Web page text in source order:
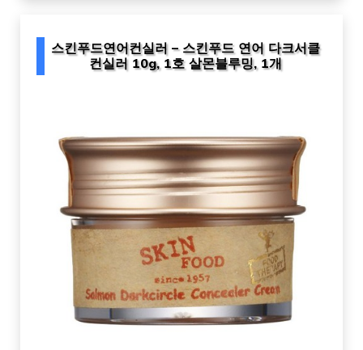
스킨푸드연어컨실러 – 스킨푸드 연어 다크서클
컨실러 10g, 1호 살몬블루밍, 1개